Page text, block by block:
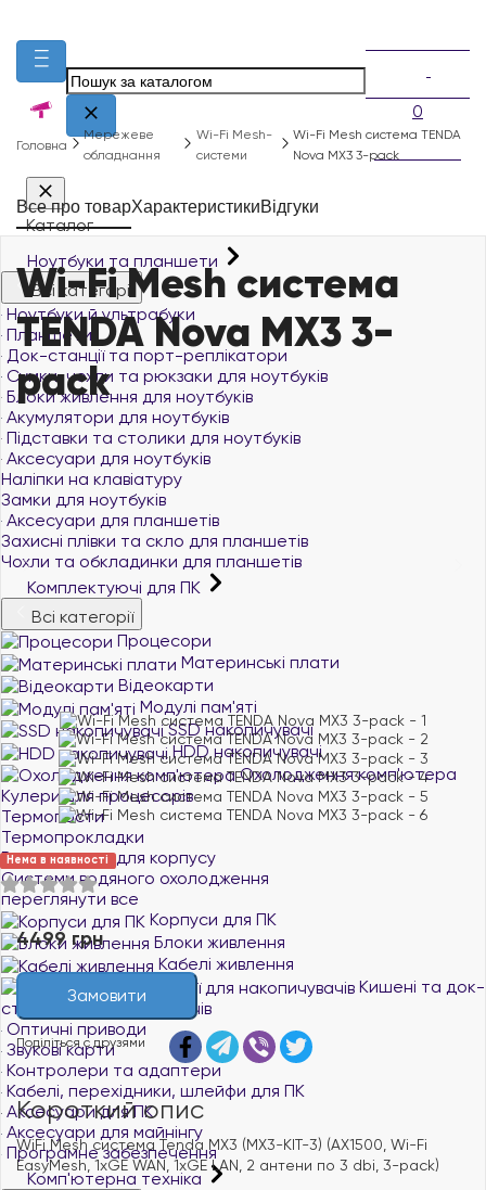
0
Каталог
Ноутбуки та планшети
Всі категорії
Ноутбуки й ультрабуки
Планшети
Док-станції та порт-реплікатори
Сумки, чохли та рюкзаки для ноутбуків
Блоки живлення для ноутбуків
Акумулятори для ноутбуків
Підставки та столики для ноутбуків
Аксесуари для ноутбуків
Наліпки на клавіатуру
Замки для ноутбуків
Аксесуари для планшетів
Захисні плівки та скло для планшетів
Чохли та обкладинки для планшетів
Комплектуючі для ПК
Всі категорії
Процесори
Материнські плати
Відеокарти
Модулі пам'яті
SSD накопичувачі
HDD накопичувачі
Охолодження комп'ютера
Кулери для процесорів
Термопасти
Термопрокладки
Вентилятори для корпусу
Системи водяного охолодження
переглянути все
Корпуси для ПК
Блоки живлення
Кабелі живлення
Кишені та док-
станції для накопичувачів
Оптичні приводи
Звукові карти
Контролери та адаптери
Кабелі, перехідники, шлейфи для ПК
Аксесуари для ПК
Аксесуари для майнінгу
Програмне забезпечення
Комп'ютерна техніка
Головна
Мережеве
обладнання
Wi-Fi Mesh-
системи
Wi-Fi Mesh система TENDA
Nova MX3 3-pack
Все про товарХарактеристикиВідгуки
Wi-Fi Mesh система
TENDA Nova MX3 3-
pack
Нема в наявності
4499 грн
Замовити
Поділіться с друзями
Короткий опис
WiFi Mesh система Tenda MX3 (MX3-KIT-3) (AX1500, Wi-Fi
EasyMesh, 1xGE WAN, 1xGE LAN, 2 антени по 3 dbi, 3-pack)